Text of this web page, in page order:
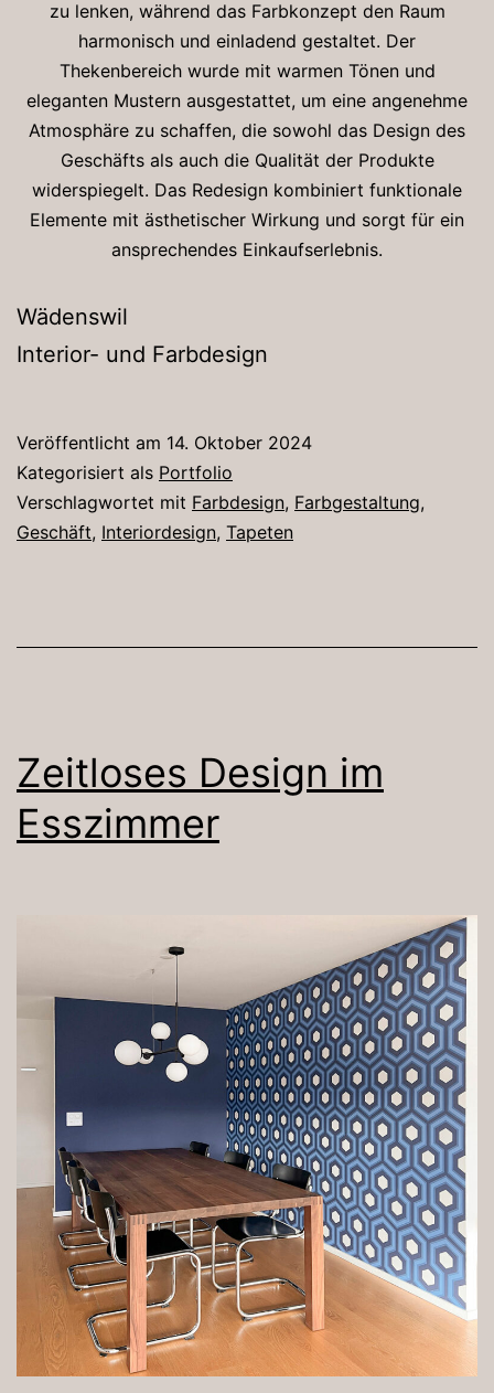
zu lenken, während das Farbkonzept den Raum
harmonisch und einladend gestaltet. Der
Thekenbereich wurde mit warmen Tönen und
eleganten Mustern ausgestattet, um eine angenehme
Atmosphäre zu schaffen, die sowohl das Design des
Geschäfts als auch die Qualität der Produkte
widerspiegelt. Das Redesign kombiniert funktionale
Elemente mit ästhetischer Wirkung und sorgt für ein
ansprechendes Einkaufserlebnis.
Wädenswil
Interior- und Farbdesign
Veröffentlicht am 14. Oktober 2024
Kategorisiert als Portfolio
Verschlagwortet mit Farbdesign, Farbgestaltung,
Geschäft, Interiordesign, Tapeten
Zeitloses Design im
Esszimmer